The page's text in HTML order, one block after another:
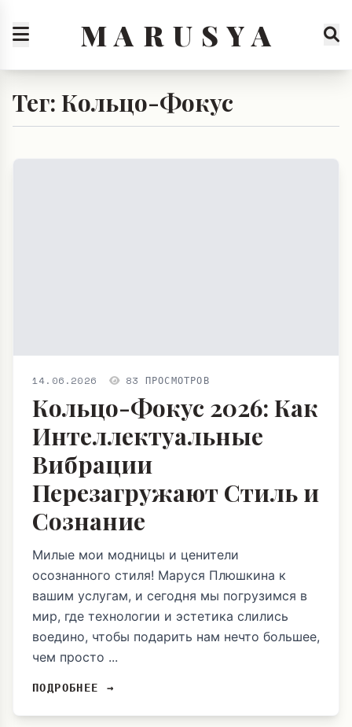
M A R U S Y A
Тег: Кольцо-Фокус
14.06.2026 83 ПРОСМОТРОВ
Кольцо-Фокус 2026: Как
Интеллектуальные
Вибрации
Перезагружают Стиль и
Сознание
Милые мои модницы и ценители
осознанного стиля! Маруся Плюшкина к
вашим услугам, и сегодня мы погрузимся в
мир, где технологии и эстетика слились
воедино, чтобы подарить нам нечто большее,
чем просто ...
ПОДРОБНЕЕ →